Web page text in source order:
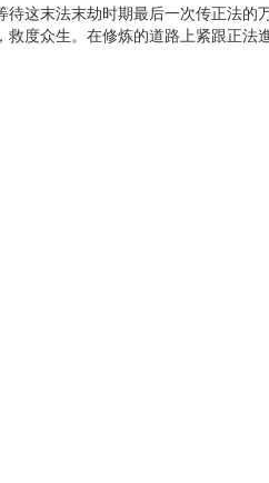
这末法末劫时期最后一次传正法
度众生。在修炼的道路上紧跟正法